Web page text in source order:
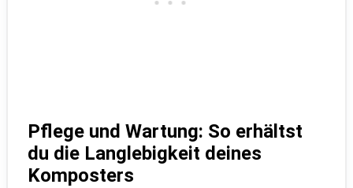
Pflege und Wartung: So erhältst
du die Langlebigkeit deines
Komposters